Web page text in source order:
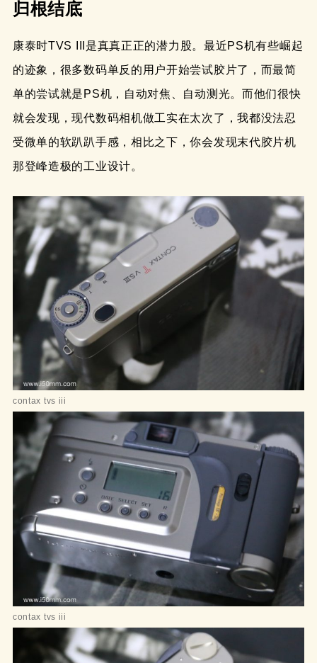
归根结底
康泰时TVS III是真真正正的潜力股。最近PS机有些崛起
的迹象，很多数码单反的用户开始尝试胶片了，而最简
单的尝试就是PS机，自动对焦、自动测光。而他们很快
就会发现，现代数码相机做工实在太次了，我都没法忍
受微单的软趴趴手感，相比之下，你会发现末代胶片机
那登峰造极的工业设计。
contax tvs iii
contax tvs iii